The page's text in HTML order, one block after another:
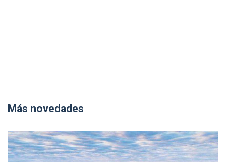
Más novedades